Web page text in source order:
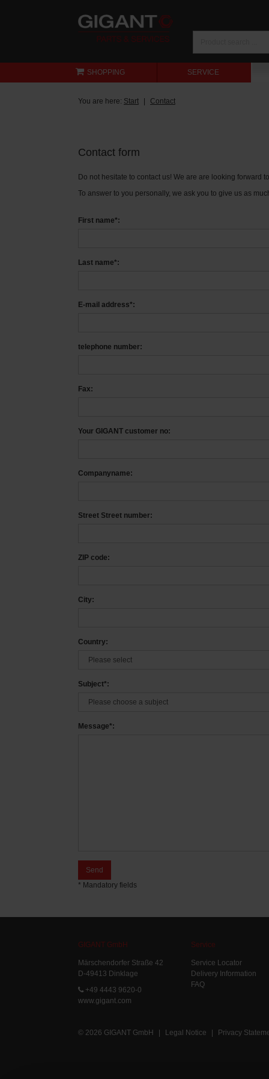
SHOPPING SERVICE
You are here: Start Contact
Contact form
Do not hesitate to contact us! We are are looking forward
To answer to you personally, we ask you to give us as
First name*:
Last name*:
E-mail address*:
telephone number:
Fax:
Your GIGANT customer no:
Companyname:
Street Street number:
ZIP code:
City:
Country:
Subject*:
Message*:
Send
* Mandatory fields
GIGANT GmbH
Märschendorfer Straße 42
D-49413 Dinklage
+49 4443 9620-0
www.gigant.com
Service
Service Locator
Delivery Information
FAQ
© 2026 GIGANT GmbH | Legal Notice | Privacy